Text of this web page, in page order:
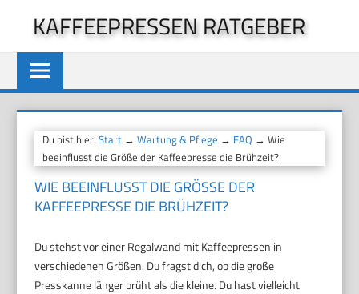
springen
KAFFEEPRESSEN RATGEBER
Du bist hier:Start →Wartung & Pflege → FAQ → Wie
beeinflusst die Größe der Kaffeepresse die Brühzeit?
WIE BEEINFLUSST DIE GRÖSSE DER K
AFFEEPRESSE DIE BRÜHZEIT?
Du stehst vor einer Regalwand mit Kaffeepressen in
verschiedenen Größen. Du fragst dich, ob die große
Presskanne länger brüht als die kleine. Du hast vielleicht